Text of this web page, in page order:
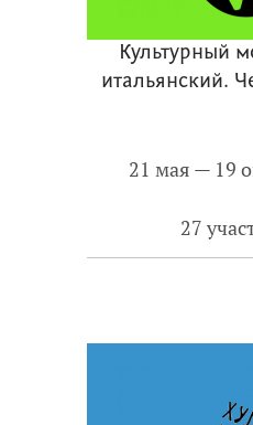
Культурный
итальянский.
21 мая — 19
27